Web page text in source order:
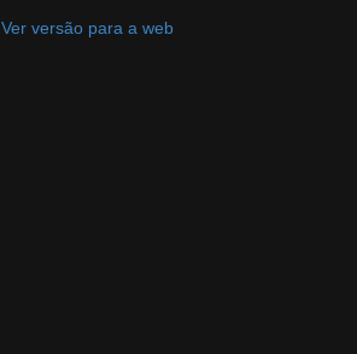
Ver versão para a web